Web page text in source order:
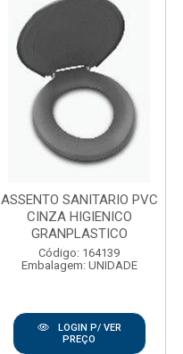
ASSENTO SANITARIO PVC
CINZA HIGIENICO
GRANPLASTICO
Código: 164139
Embalagem: UNIDADE
LOGIN P/ VER
PREÇO